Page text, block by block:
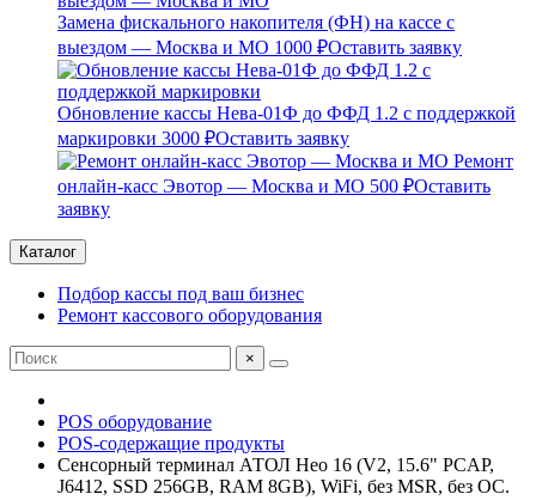
Замена фискального накопителя (ФН) на кассе с
выездом — Москва и МО 1000 ₽Оставить заявку
Обновление кассы Нева-01Ф до ФФД 1.2 с поддержкой
маркировки 3000 ₽Оставить заявку
Ремонт
онлайн-касс Эвотор — Москва и МО 500 ₽Оставить
заявку
Каталог
Подбор кассы под ваш бизнес
Ремонт кассового оборудования
×
POS оборудование
POS-содержащие продукты
Сенсорный терминал АТОЛ Нео 16 (V2, 15.6" PCAP,
J6412, SSD 256GB, RAM 8GB), WiFi, без MSR, без ОС.